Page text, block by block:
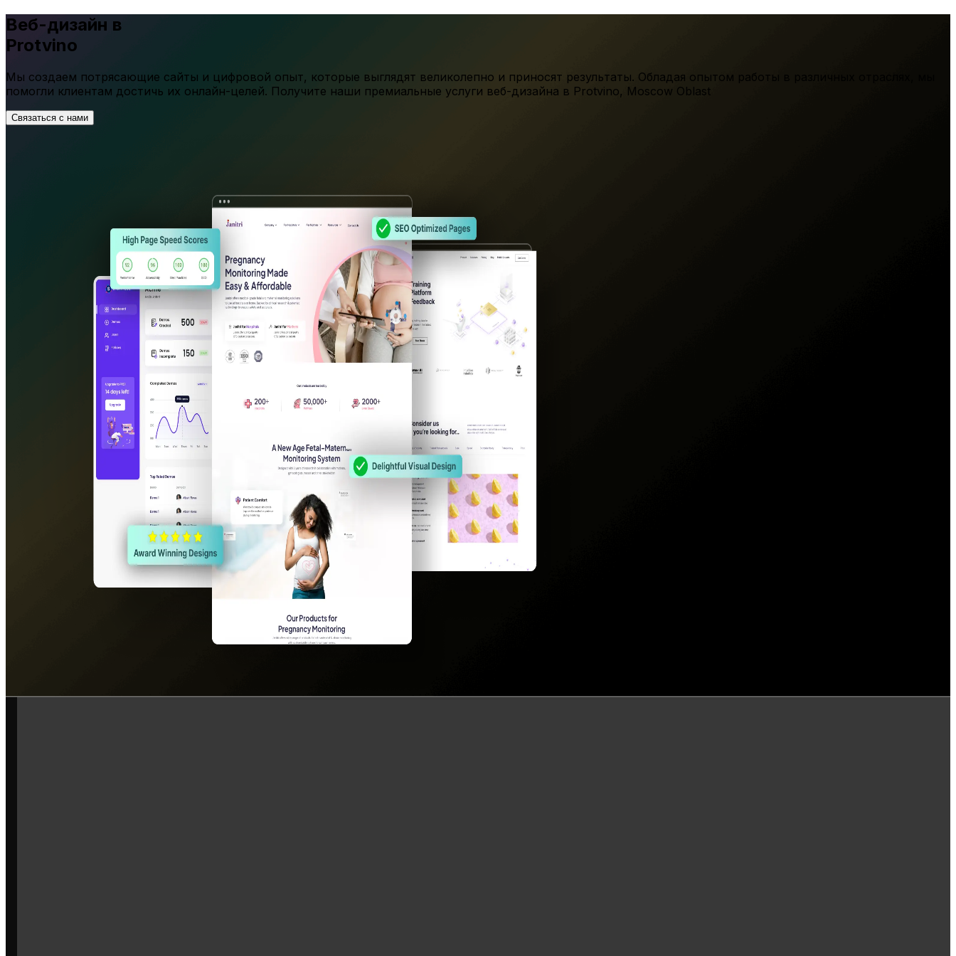
Веб-дизайн в
Protvino
Мы создаем потрясающие сайты и цифровой опыт, которые выглядят великолепно и приносят результаты. Обладая опытом работы в различных отраслях, мы
помогли клиентам достичь их онлайн-целей. Получите наши премиальные услуги веб-дизайна в Protvino, Moscow Oblast
Связаться с нами